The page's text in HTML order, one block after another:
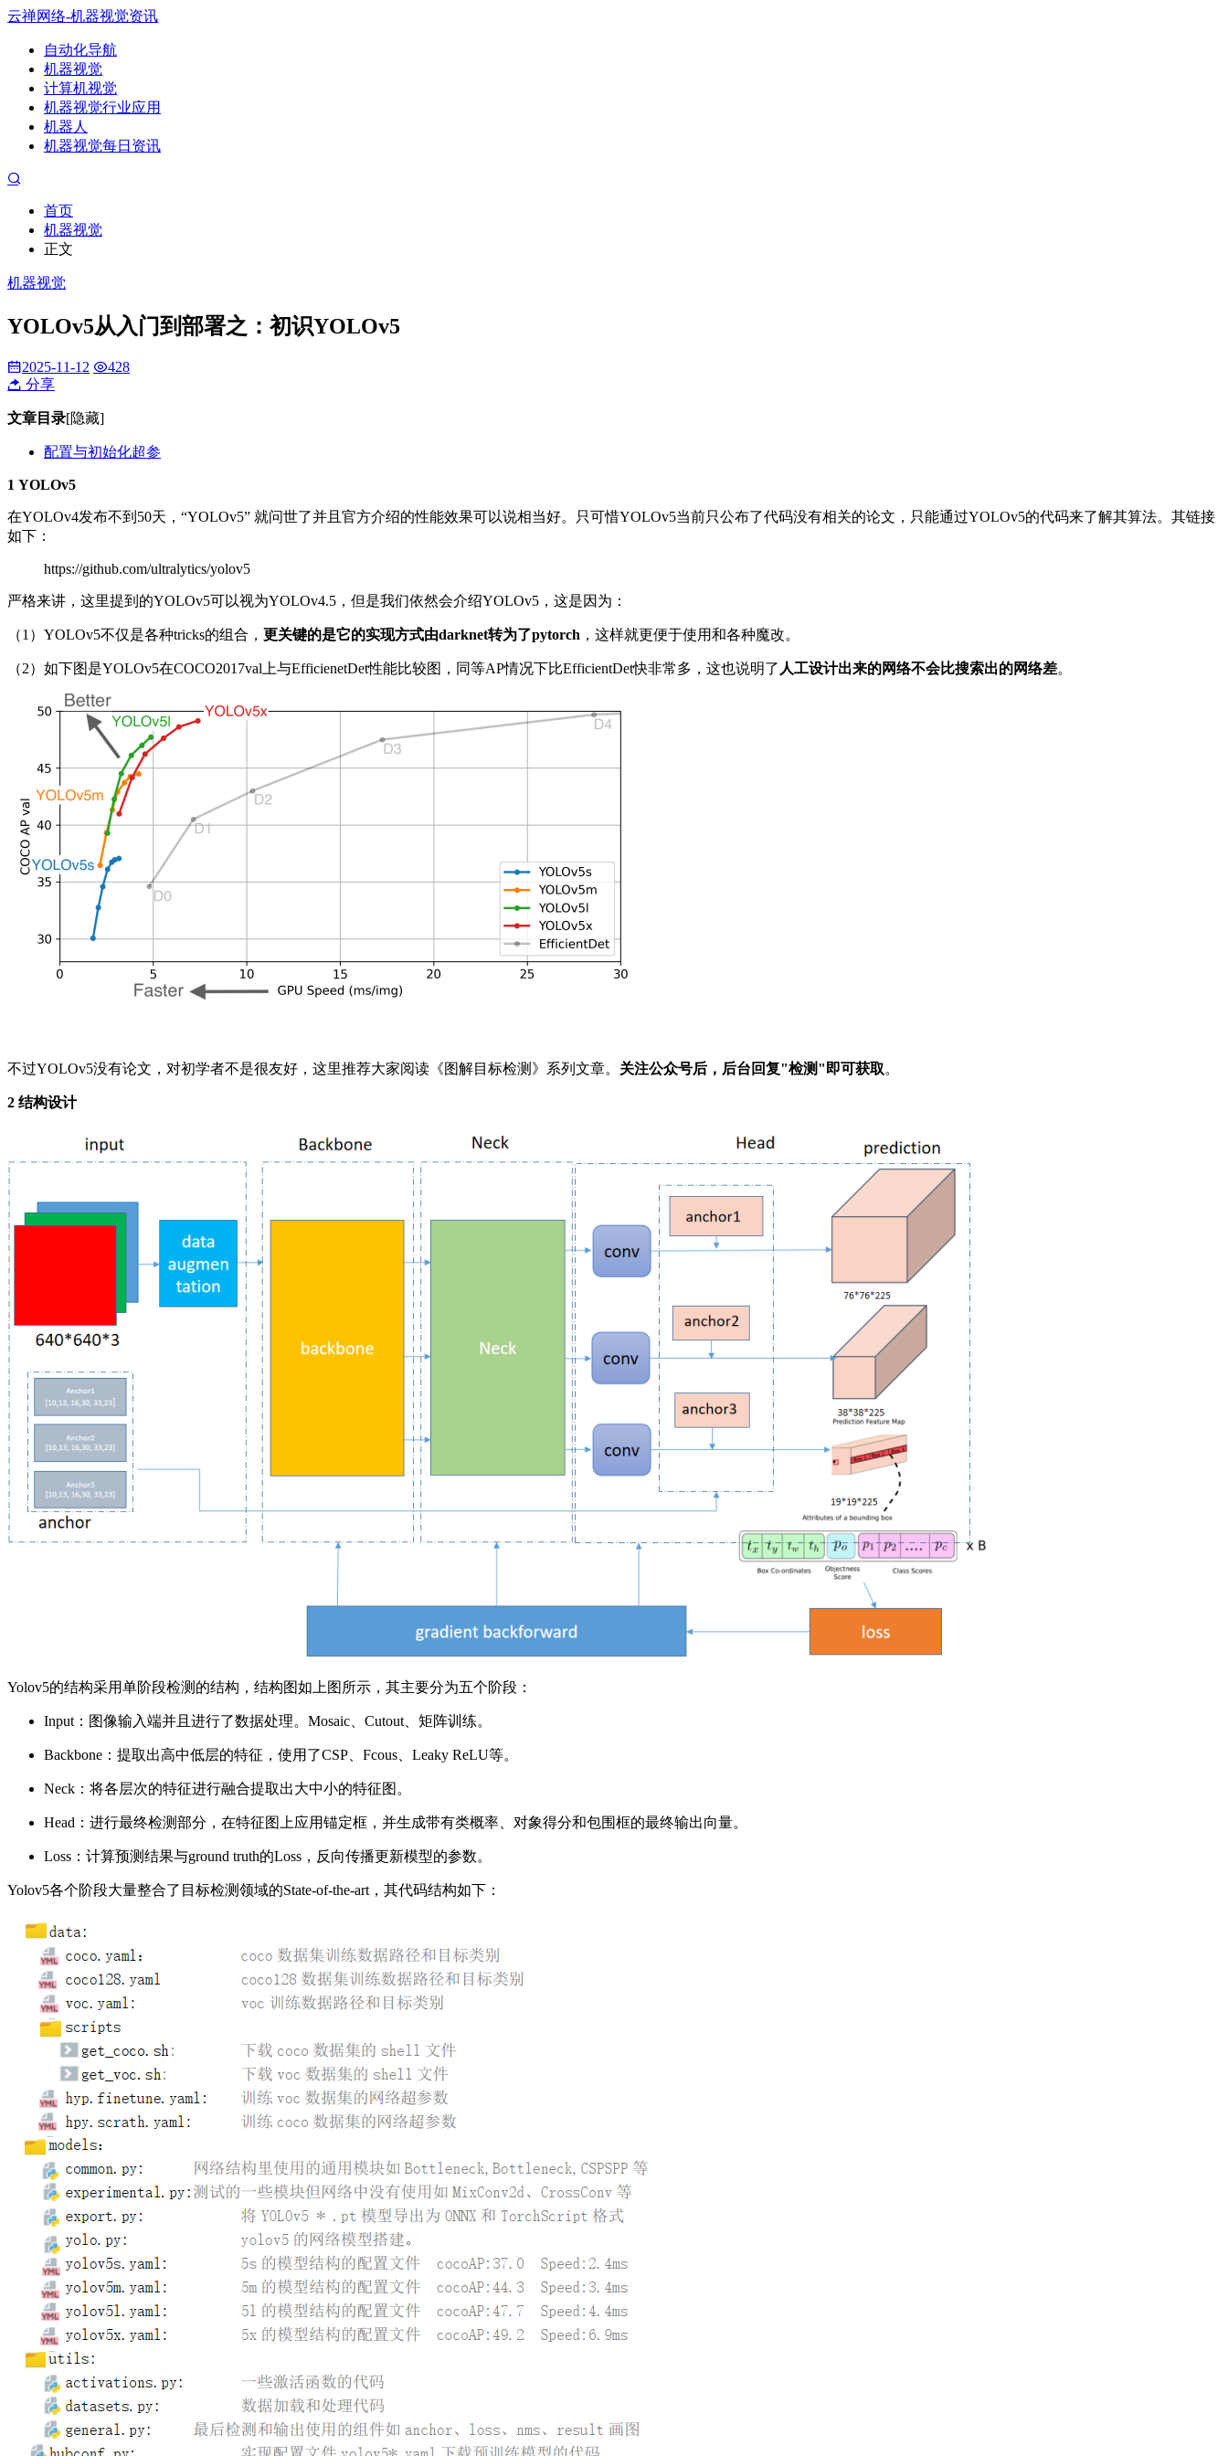
云禅网络-机器视觉资讯
自动化导航
机器视觉
计算机视觉
机器视觉行业应用
机器人
机器视觉每日资讯
首页
机器视觉
正文
机器视觉
YOLOv5从入门到部署之：初识YOLOv5
2025-11-12
428
分享
文章目录[隐藏]
配置与初始化超参
1 YOLOv5
在YOLOv4发布不到50天，“YOLOv5” 就问世了并且官方介绍的性能效果可以说相当好。只可惜YOLOv5当前只公布了代码没有相关的论文，只能通过YOLOv5的代码来了解其算法。其链接
如下：
https://github.com/ultralytics/yolov5
严格来讲，这里提到的YOLOv5可以视为YOLOv4.5，但是我们依然会介绍YOLOv5，这是因为：
（1）YOLOv5不仅是各种tricks的组合， 更关键的是它的实现方式由darknet转为了pytorch ，这样就更便于使用和各种魔改。
（2）如下图是YOLOv5在COCO2017val上与EfficienetDet性能比较图，同等AP情况下比EfficientDet快非常多，这也说明了 人工设计出来的网络不会比搜索出的网络差。
不过YOLOv5没有论文，对初学者不是很友好，这里推荐大家阅读《图解目标检测》系列文章。 关注公众号后，后台回复"检测"即可获取。
2 结构设计
Yolov5的结构采用单阶段检测的结构，结构图如上图所示，其主要分为五个阶段：
Input：图像输入端并且进行了数据处理。Mosaic、Cutout、矩阵训练。
Backbone：提取出高中低层的特征，使用了CSP、Fcous、Leaky ReLU等。
Neck：将各层次的特征进行融合提取出大中小的特征图。
Head：进行最终检测部分，在特征图上应用锚定框，并生成带有类概率、对象得分和包围框的最终输出向量。
Loss：计算预测结果与ground truth的Loss，反向传播更新模型的参数。
Yolov5各个阶段大量整合了目标检测领域的State-of-the-art，其代码结构如下：